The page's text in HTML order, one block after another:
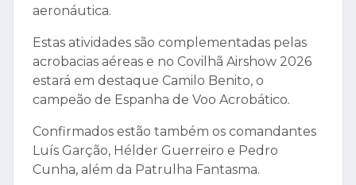
aeronáutica.
Estas atividades são complementadas pelas
acrobacias aéreas e no Covilhã Airshow 2026
estará em destaque Camilo Benito, o
campeão de Espanha de Voo Acrobático.
Confirmados estão também os comandantes
Luís Garção, Hélder Guerreiro e Pedro
Cunha, além da Patrulha Fantasma.